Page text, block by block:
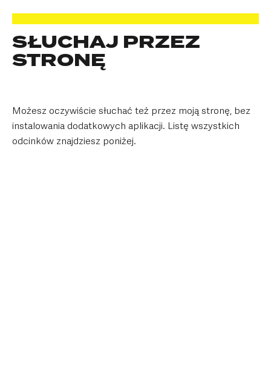
SŁUCHAJ PRZEZ
STRONĘ
Możesz oczywiście słuchać też przez moją stronę, bez
instalowania dodatkowych aplikacji. Listę wszystkich
odcinków znajdziesz poniżej.